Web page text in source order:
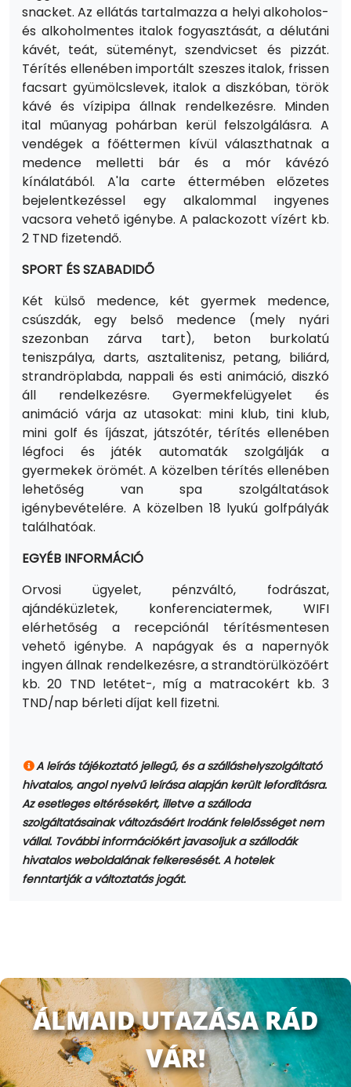
snacket. Az ellátás tartalmazza a helyi alkoholos-
és alkoholmentes italok fogyasztását, a délutáni
kávét, teát, süteményt, szendvicset és pizzát.
Térítés ellenében importált szeszes italok, frissen
facsart gyümölcslevek, italok a diszkóban, török
kávé és vízipipa állnak rendelkezésre. Minden
ital műanyag pohárban kerül felszolgálásra. A
vendégek a főéttermen kívül választhatnak a
medence melletti bár és a mór kávézó
kínálatából. A'la carte éttermében előzetes
bejelentkezéssel egy alkalommal ingyenes
vacsora vehető igénybe. A palackozott vízért kb.
2 TND fizetendő.
SPORT ÉS SZABADIDŐ
Két külső medence, két gyermek medence,
csúszdák, egy belső medence (mely nyári
szezonban zárva tart), beton burkolatú
teniszpálya, darts, asztalitenisz, petang, biliárd,
strandröplabda, nappali és esti animáció, diszkó
áll rendelkezésre. Gyermekfelügyelet és
animáció várja az utasokat: mini klub, tini klub,
mini golf és íjászat, játszótér, térítés ellenében
légfoci és játék automaták szolgálják a
gyermekek örömét. A közelben térítés ellenében
lehetőség van spa szolgáltatások
igénybevételére. A közelben 18 lyukú golfpályák
találhatóak.
EGYÉB INFORMÁCIÓ
Orvosi ügyelet, pénzváltó, fodrászat,
ajándéküzletek, konferenciatermek, WIFI
elérhetőség a recepciónál térítésmentesen
vehető igénybe. A napágyak és a napernyők
ingyen állnak rendelkezésre, a strandtörülközőért
kb. 20 TND letétet-, míg a matracokért kb. 3
TND/nap bérleti díjat kell fizetni.
A leírás tájékoztató jellegű, és a szálláshelyszolgáltató
hivatalos, angol nyelvű leírása alapján került lefordításra.
Az esetleges eltérésekért, illetve a szálloda
szolgáltatásainak változásáért Irodánk felelősséget nem
vállal. További információkért javasoljuk a szállodák
hivatalos weboldalának felkeresését. A hotelek
fenntartják a változtatás jogát.
ÁLMAID UTAZÁSA RÁD
VÁR!